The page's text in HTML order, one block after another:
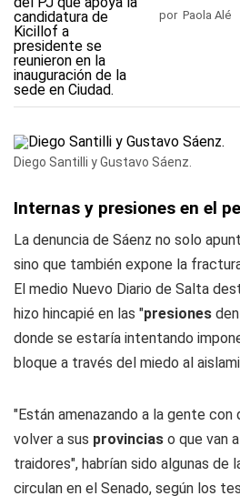
por Paola Alé
Diego Santilli y Gustavo Sáenz.
Internas y presiones en el
La denuncia de Sáenz no solo
sino que también expone la
El medio Nuevo Diario de Salta
hizo hincapié en las "presiones
donde se estaría intentando
bloque a través del miedo al
"Están amenazando a la gente con
volver a sus provincias o que van
traidores", habrían sido algunas de
circulan en el Senado, según los